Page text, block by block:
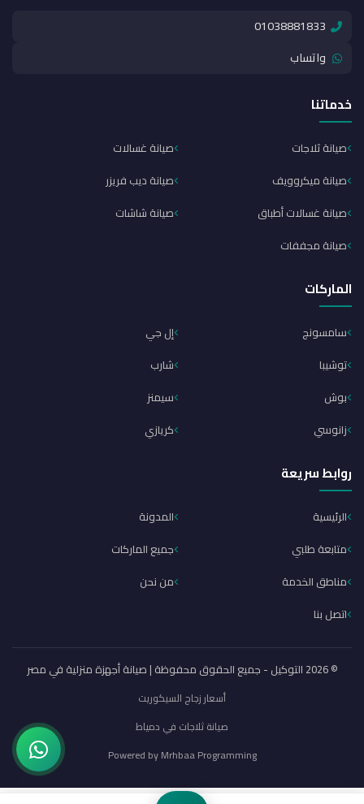
01038881833
واتساب
خدماتنا
صيانة ثلاجات
صيانة غسالات
صيانة ميكروويف
صيانة ديب فريزر
صيانة غسالات أطباق
صيانة شاشات
صيانة مجففات
الماركات
سامسونج
إل جي
توشيبا
شارب
بوش
سيمنز
زانوسي
كريازي
روابط سريعة
الرئيسية
المدونة
متابعة طلبي
جميع الماركات
مناطق الخدمة
من نحن
اتصل بنا
© 2026 التوكيل - جميع الحقوق محفوظة | صيانة أجهزة منزلية في مصر
أسعار زجاج السيكوريت
صيانة ثلاجات في دمياط
Powered byMrhbaa Programming